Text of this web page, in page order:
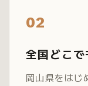
02
全国どこ
岡山県をはじ